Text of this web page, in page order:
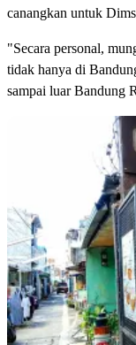
canangkan untuk
"Secara personal,
tidak hanya di
sampai luar Bandung